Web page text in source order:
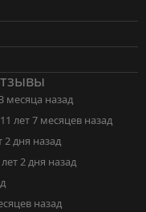
месяца назад
11 лет 7 месяцев назад
2 дня назад
2 дня назад
назад